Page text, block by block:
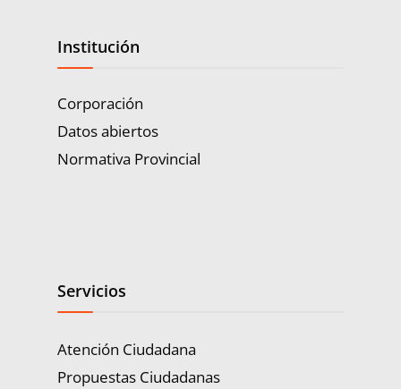
Institución
Corporación
Datos abiertos
Normativa Provincial
Servicios
Atención Ciudadana
Propuestas Ciudadanas